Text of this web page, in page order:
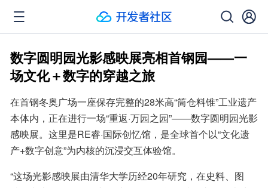
数字圆明园光影感映展亮相首钢园——一
场文化＋数字的穿越之旅
在首钢冬奥广场一座保存完整的28米高“筒仓料锥”工业遗产
本体内，正在进行一场“重返·万园之园”——数字圆明园光影
感映展。这里是RE睿·国际创忆馆，是全球首个以“文化遗
产+数字创意”为内核的沉浸交互体验馆。
“这场光影感映展由清华大学历经20年研究，在史料、图